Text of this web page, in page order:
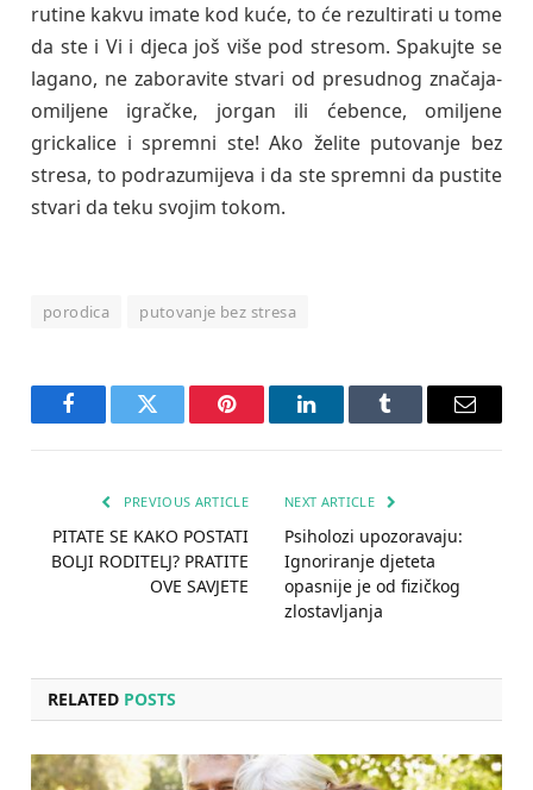
rutine kakvu imate kod kuće, to će rezultirati u tome
da ste i Vi i djeca još više pod stresom. Spakujte se
lagano, ne zaboravite stvari od presudnog značaja-
omiljene igračke, jorgan ili ćebence, omiljene
grickalice i spremni ste! Ako želite putovanje bez
stresa, to podrazumijeva i da ste spremni da pustite
stvari da teku svojim tokom.
porodica putovanje bez stresa
FacebookTwitter Pinterest LinkedInTumblr Email
PREVIOUS ARTICLE
PITATE SE KAKO POSTATI
BOLJI RODITELJ? PRATITE
OVE SAVJETE
NEXT ARTICLE
Psiholozi upozoravaju:
Ignoriranje djeteta
opasnije je od fizičkog
zlostavljanja
RELATED POSTS